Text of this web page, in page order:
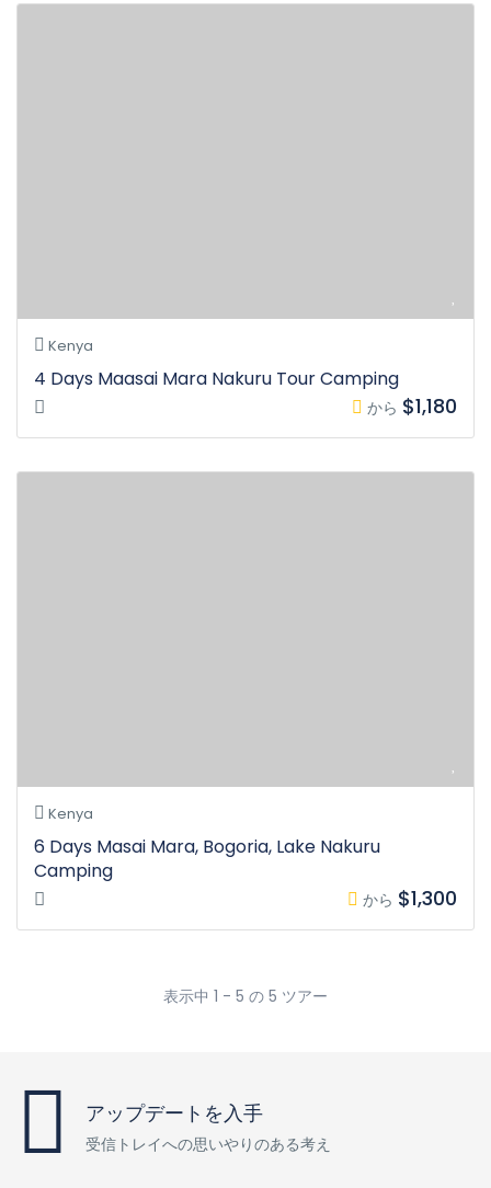
Kenya
4 Days Maasai Mara Nakuru Tour Camping
から $1,180
Kenya
6 Days Masai Mara, Bogoria, Lake Nakuru
Camping
から $1,300
表示中 1 - 5 の 5 ツアー
アップデートを入手
受信トレイへの思いやりのある考え